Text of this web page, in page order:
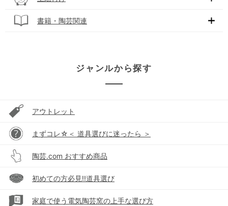
書籍・陶芸関連
ジャンルから探す
アウトレット
まずコレ☆＜ 道具選びに迷ったら ＞
陶芸.com おすすめ商品
初めての方必見!!道具選び
家庭で使う電気陶芸窯の上手な選び方